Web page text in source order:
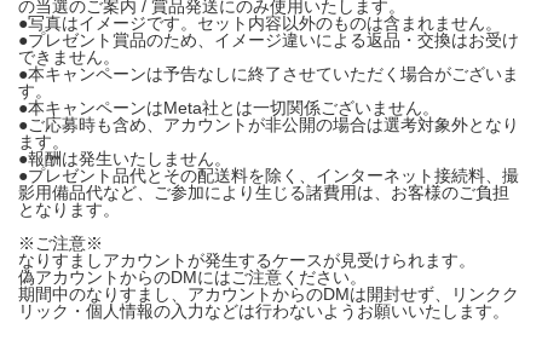
の当選のご案内 / 賞品発送にのみ使用いたします。
●写真はイメージです。セット内容以外のものは含まれません。
●プレゼント賞品のため、イメージ違いによる返品・交換はお受け
できません。
●本キャンペーンは予告なしに終了させていただく場合がございま
す。
●本キャンペーンはMeta社とは一切関係ございません。
●ご応募時も含め、アカウントが非公開の場合は選考対象外となり
ます。
●報酬は発生いたしません。
●プレゼント品代とその配送料を除く、インターネット接続料、撮
影用備品代など、ご参加により生じる諸費用は、お客様のご負担
となります。
※ご注意※
なりすましアカウントが発生するケースが見受けられます。
偽アカウントからのDMにはご注意ください。
期間中のなりすまし、アカウントからのDMは開封せず、リンクク
リック・個人情報の入力などは行わないようお願いいたします。